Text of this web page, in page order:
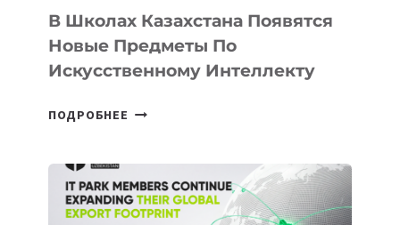
ТЕХНОЛОГИЧЕСКИХ
В Школах Казахстана Появятся
Новые Предметы По
Искусственному Интеллекту
ПОДРОБНЕЕ
НОВЫЕ
ПРЕДМЕТЫ